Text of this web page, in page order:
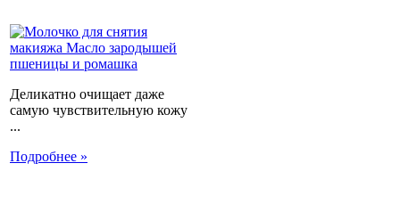
Деликатно очищает даже
самую чувствительную кожу
...
Подробнее »